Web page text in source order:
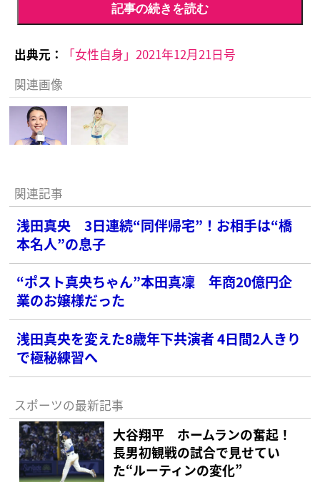
記事の続きを読む
出典元：
「女性自身」2021年12月21日号
関連画像
関連記事
浅田真央 3日連続“同伴帰宅”！お相手は“橋
本名人”の息子
“ポスト真央ちゃん”本田真凜 年商20億円企
業のお嬢様だった
浅田真央を変えた8歳年下共演者 4日間2人きり
で極秘練習へ
スポーツの最新記事
大谷翔平 ホームランの奮起！
長男初観戦の試合で見せてい
た“ルーティンの変化”